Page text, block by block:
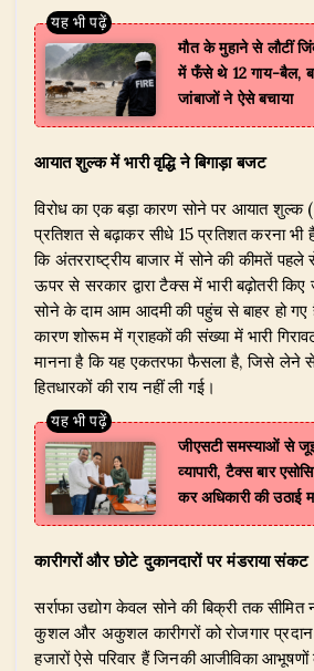
मौत के मुहाने से लौटीं
में फँसे थे 12 गाय-बैल,
जांबाजों ने ऐसे बचाया
आयात शुल्क में भारी वृद्धि ने बिगाड़ा बजट
विरोध का एक बड़ा कारण सोने पर आयात
प्रतिशत से बढ़ाकर सीधे 15 प्रतिशत करना भी
कि अंतरराष्ट्रीय बाजार में सोने की कीमतें पहले
ऊपर से सरकार द्वारा टैक्स में भारी बढ़ोतरी
सोने के दाम आम आदमी की पहुंच से बाहर हो गए
कारण शोरूम में ग्राहकों की संख्या में भारी
मानना है कि यह एकतरफा फैसला है, जिसे लेने
हितधारकों की राय नहीं ली गई।
जीएसटी समस्याओं से
व्यापारी, टैक्स बार
कर अधिकारी की उठाई
कारीगरों और छोटे दुकानदारों पर मंडराया संकट
सर्राफा उद्योग केवल सोने की बिक्री तक सीमित
कुशल और अकुशल कारीगरों को रोजगार
हजारों ऐसे परिवार हैं जिनकी आजीविका आभूषणों